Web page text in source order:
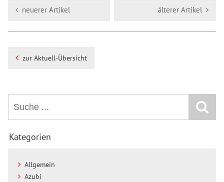
neuerer Artikel älterer Artikel
zur Aktuell-Übersicht
Kategorien
Allgemein
Azubi